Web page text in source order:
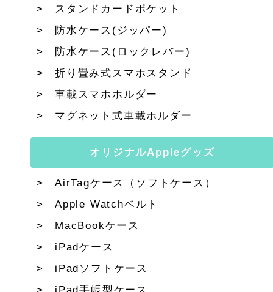
スタンドカードポケット
防水ケース(ジッパー)
防水ケース(ロックレバー)
折り畳み式スマホスタンド
車載スマホホルダー
マグネット式車載ホルダー
オリジナルAppleグッズ
AirTagケース（ソフトケース）
Apple Watchベルト
MacBookケース
iPadケース
iPadソフトケース